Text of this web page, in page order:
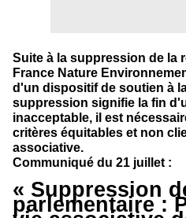
Suite à la suppression de la
France Nature
d'un dispositif de soutien à
suppression signifie la fin
inacceptable, il est
critères équitables et non
associative.
Communiqué du 21 juillet :
« Suppression
parlementaire :